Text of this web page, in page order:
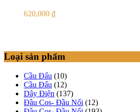
620,000 ₫
Loại sản phẩm
Cầu Đấu (10)
Cầu Đấu (12)
Dây Điện (137)
Đầu Cos- Đầu Nối (12)